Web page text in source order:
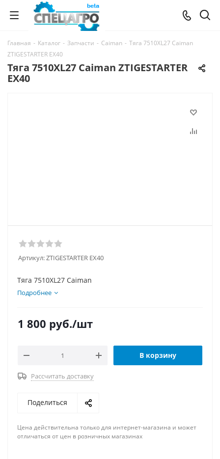
Главная - Каталог - Запчасти - Caiman - Тяга 7510XL27 Caiman
ZTIGESTARTER EX40
Тяга 7510XL27 Caiman ZTIGESTARTER
EX40
Артикул:ZTIGESTARTER EX40
Тяга 7510XL27 Caiman
Подробнее
1 800 руб./шт
В корзину
Рассчитать доставку
Поделиться
Цена действительна только для интернет-магазина и может
отличаться от цен в розничных магазинах